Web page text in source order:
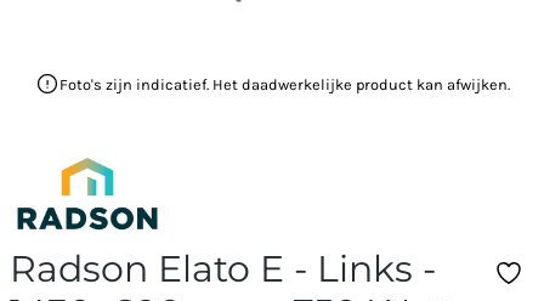
Foto's zijn indicatief. Het daadwerkelijke product kan afwijken.
Radson Elato E - Links -